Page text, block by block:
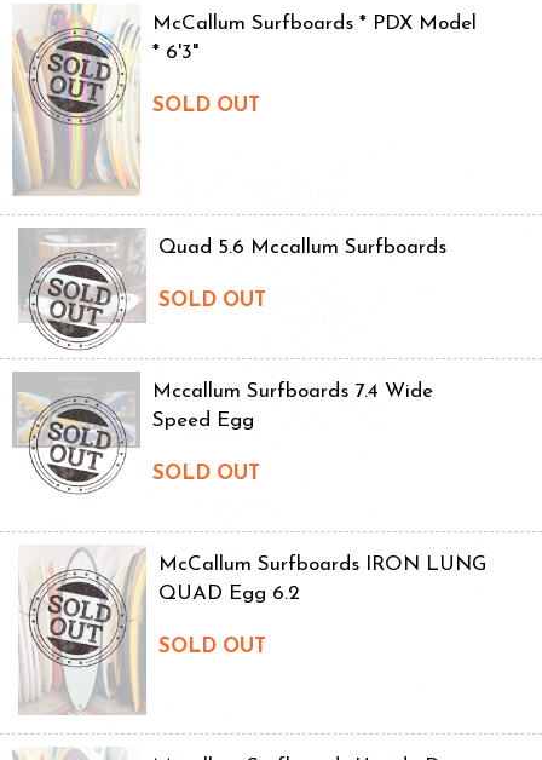
McCallum Surfboards * PDX Model
* 6'3"
SOLD OUT
Quad 5.6 Mccallum Surfboards
SOLD OUT
Mccallum Surfboards 7.4 Wide
Speed Egg
SOLD OUT
McCallum Surfboards IRON LUNG
QUAD Egg 6.2
SOLD OUT